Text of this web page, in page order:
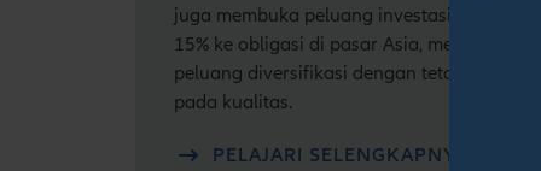
juga membuka peluang investasi hingga
15% ke obligasi di pasar Asia, membuka
peluang diversifikasi dengan tetap fokus
pada kualitas.
PELAJARI SELENGKAPNYA